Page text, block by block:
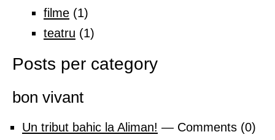
filme (1)
teatru (1)
Posts per category
bon vivant
Un tribut bahic la Aliman! — Comments (0)